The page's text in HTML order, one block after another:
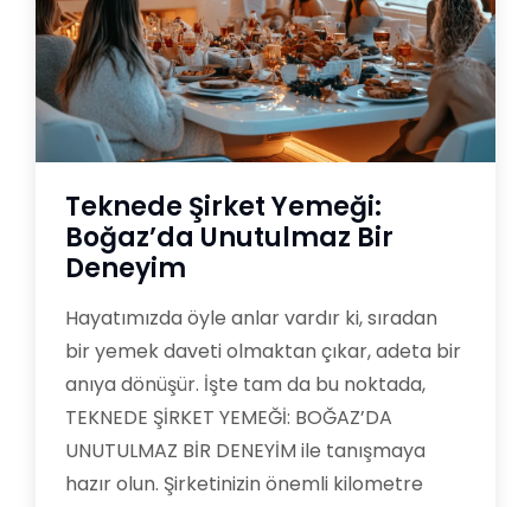
Teknede Şirket Yemeği:
Boğaz’da Unutulmaz Bir
Deneyim
Hayatımızda öyle anlar vardır ki, sıradan
bir yemek daveti olmaktan çıkar, adeta bir
anıya dönüşür. İşte tam da bu noktada,
TEKNEDE ŞİRKET YEMEĞİ: BOĞAZ’DA
UNUTULMAZ BİR DENEYİM ile tanışmaya
hazır olun. Şirketinizin önemli kilometre